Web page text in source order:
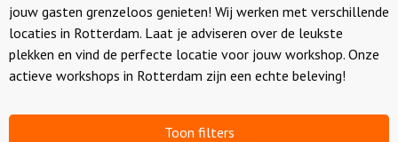
Rondleidingen
Locaties
Feesten
jouw gasten grenzeloos genieten! Wij werken met verschillende
locaties in Rotterdam. Laat je adviseren over de leukste
plekken en vind de perfecte locatie voor jouw workshop. Onze
actieve workshops in Rotterdam zijn een echte beleving!
Toon filters